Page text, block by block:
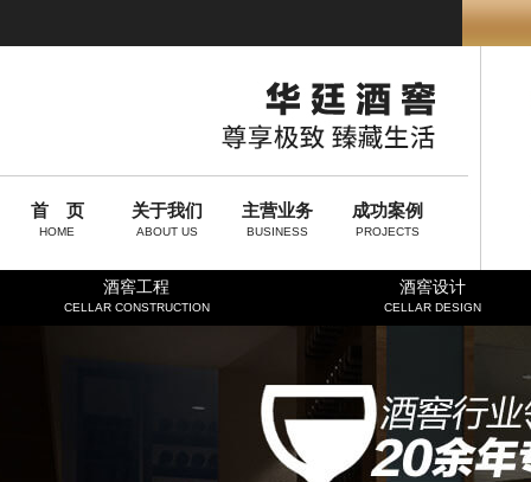
首 页
HOME
关于我们
ABOUT US
主营业务
BUSINESS
成功案例
PROJECTS
酒窖工程
CELLAR CONSTRUCTION
酒窖设计
CELLAR DESIGN